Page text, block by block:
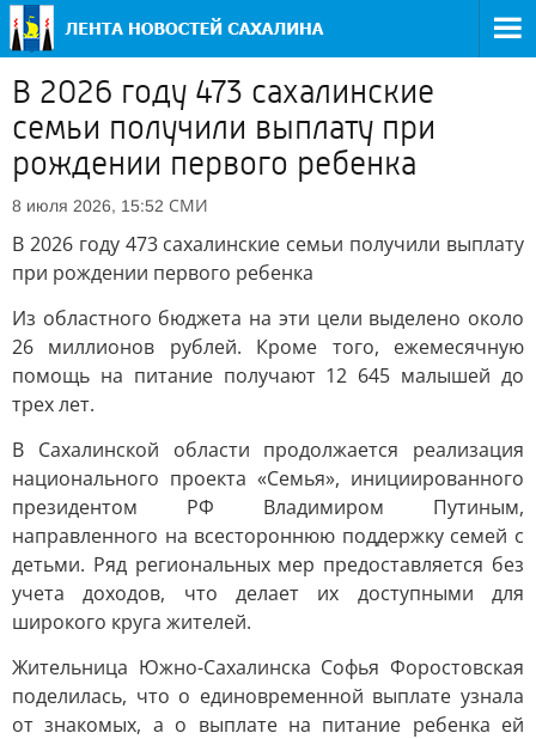
В 2026 году 473 сахалинские
семьи получили выплату при
рождении первого ребенка
8 июля 2026, 15:52 СМИ
В 2026 году 473 сахалинские семьи получили выплату
при рождении первого ребенка
Из областного бюджета на эти цели выделено около
26 миллионов рублей. Кроме того, ежемесячную
помощь на питание получают 12 645 малышей до
трех лет.
В Сахалинской области продолжается реализация
национального проекта «Семья», инициированного
президентом РФ Владимиром Путиным,
направленного на всестороннюю поддержку семей с
детьми. Ряд региональных мер предоставляется без
учета доходов, что делает их доступными для
широкого круга жителей.
Жительница Южно-Сахалинска Софья Форостовская
поделилась, что о единовременной выплате узнала
от знакомых, а о выплате на питание ребенка ей